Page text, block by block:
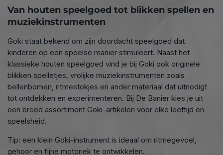
Van houten speelgoed tot blikken spellen en
muziekinstrumenten
Goki staat bekend om zijn doordacht speelgoed dat
kinderen op een speelse manier stimuleert. Naast het
klassieke houten speelgoed vind je bij Goki ook originele
blikken spelletjes, vrolijke muziekinstrumenten zoals
bellenbomen, ritmestokjes en ander materiaal dat uitnodigt
tot ontdekken en experimenteren. Bij De Banier kies je uit
een breed assortiment Goki-artikelen voor elke leeftijd en
speelsheid.
Tip: een klein Goki-instrument is ideaal om ritmegevoel,
gehoor en fijne motoriek te ontwikkelen.
connect